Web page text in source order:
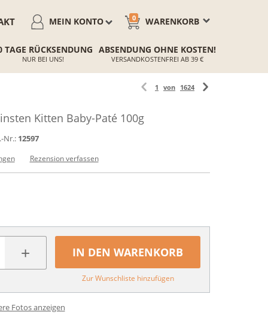
WARENKORB
0
MEIN KONTO
TAGE RÜCKSENDUNG
NUR BEI UNS!
ABSENDUNG OHNE KOSTEN!
VERSANDKOSTENFREI AB 39 €
1 von 1624
Kitten Baby-Paté 100g
Nr.: 12597
Rezension verfassen
+ IN DEN WARENKORB
Zur Wunschliste hinzufügen
Fotos anzeigen